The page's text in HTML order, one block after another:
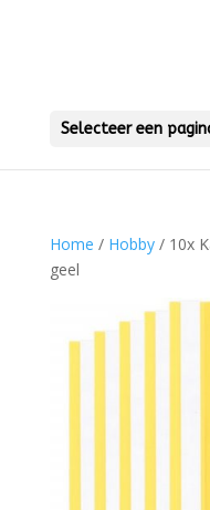
Selecteer een
Home / Hobby/ 10x
geel